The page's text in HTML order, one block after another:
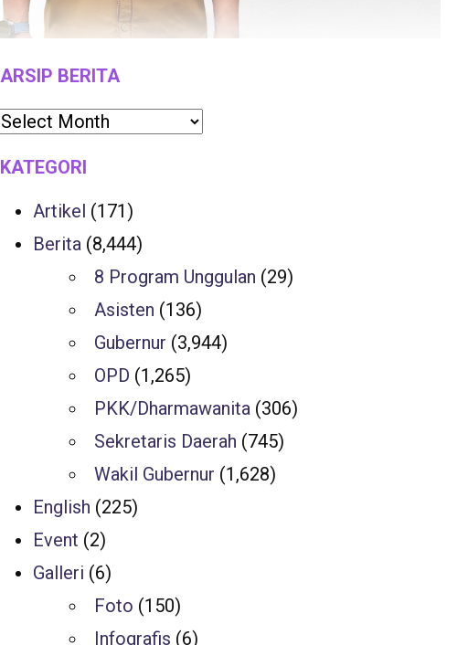
ARSIP BERITA
KATEGORI
Artikel (171)
Berita (8,444)
8 Program Unggulan (29)
Asisten (136)
Gubernur (3,944)
OPD (1,265)
PKK/Dharmawanita (306)
Sekretaris Daerah (745)
Wakil Gubernur (1,628)
English (225)
Event (2)
Galleri (6)
Foto (150)
Infografis (6)